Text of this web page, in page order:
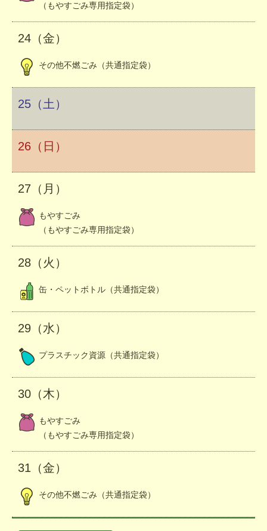
（もやすごみ専用指定袋）
24（金）
その他不燃ごみ（共通指定袋）
25（土）
26（日）
27（月）
もやすごみ
（もやすごみ専用指定袋）
28（火）
缶・ペットボトル（共通指定袋）
29（水）
プラスチック資源（共通指定袋）
30（木）
もやすごみ
（もやすごみ専用指定袋）
31（金）
その他不燃ごみ（共通指定袋）